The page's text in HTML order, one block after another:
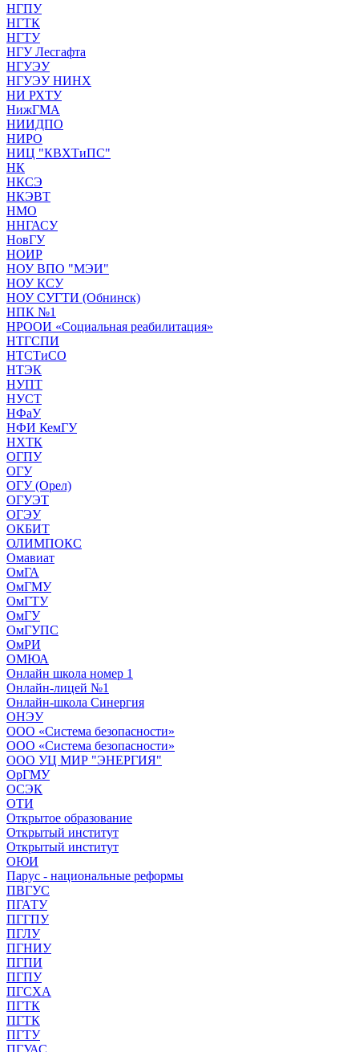
НГПУ
НГТК
НГТУ
НГУ Лесгафта
НГУЭУ
НГУЭУ НИНХ
НИ РХТУ
НижГМА
НИИДПО
НИРО
НИЦ "КВХТиПС"
НК
НКСЭ
НКЭВТ
НМО
ННГАСУ
НовГУ
НОИР
НОУ ВПО "МЭИ"
НОУ КСУ
НОУ СУГТИ (Обнинск)
НПК №1
НРООИ «Социальная реабилитация»
НТГСПИ
НТСТиСО
НТЭК
НУПТ
НУСТ
НФаУ
НФИ КемГУ
НХТК
ОГПУ
ОГУ
ОГУ (Орел)
ОГУЭТ
ОГЭУ
ОКБИТ
ОЛИМПОКС
Омавиат
ОмГА
ОмГМУ
ОмГТУ
ОмГУ
ОмГУПС
ОмРИ
ОМЮА
Онлайн школа номер 1
Онлайн-лицей №1
Онлайн-школа Синергия
ОНЭУ
ООО «Система безопасности»
ООО «Система безопасности»
ООО УЦ МИР "ЭНЕРГИЯ"
ОрГМУ
ОСЭК
ОТИ
Открытое образование
Открытый институт
Открытый институт
ОЮИ
Парус - национальные реформы
ПВГУС
ПГАТУ
ПГГПУ
ПГЛУ
ПГНИУ
ПГПИ
ПГПУ
ПГСХА
ПГТК
ПГТК
ПГТУ
ПГУАС